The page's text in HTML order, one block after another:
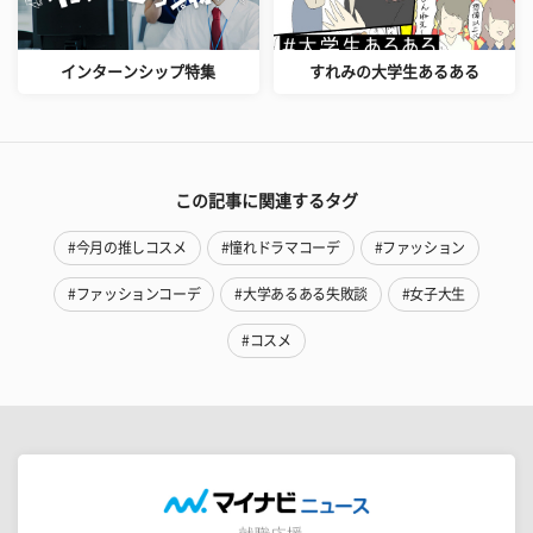
インターンシップ特集 すれみの大学生あるある
この記事に関連するタグ
#今月の推しコスメ #憧れドラマコーデ #ファッション
#ファッションコーデ #大学あるある失敗談 #女子大生
#コスメ